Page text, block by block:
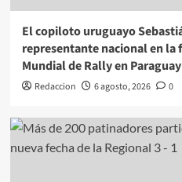
El copiloto uruguayo
representante nacional en la
Mundial de Rally en Paraguay
Redaccion 6 agosto, 2026 0